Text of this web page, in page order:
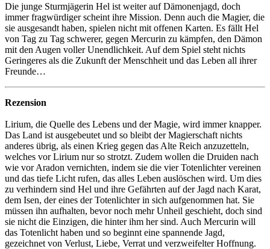
Die junge Sturmjägerin Hel ist weiter auf Dämonenjagd, doch
immer fragwürdiger scheint ihre Mission. Denn auch die Magier, die
sie ausgesandt haben, spielen nicht mit offenen Karten. Es fällt Hel
von Tag zu Tag schwerer, gegen Mercurin zu kämpfen, den Dämon
mit den Augen voller Unendlichkeit. Auf dem Spiel steht nichts
Geringeres als die Zukunft der Menschheit und das Leben all ihrer
Freunde…
Rezension
Lirium, die Quelle des Lebens und der Magie, wird immer knapper.
Das Land ist ausgebeutet und so bleibt der Magierschaft nichts
anderes übrig, als einen Krieg gegen das Alte Reich anzuzetteln,
welches vor Lirium nur so strotzt. Zudem wollen die Druiden nach
wie vor Aradon vernichten, indem sie die vier Totenlichter vereinen
und das tiefe Licht rufen, das alles Leben auslöschen wird. Um dies
zu verhindern sind Hel und ihre Gefährten auf der Jagd nach Karat,
dem Isen, der eines der Totenlichter in sich aufgenommen hat. Sie
müssen ihn aufhalten, bevor noch mehr Unheil geschieht, doch sind
sie nicht die Einzigen, die hinter ihm her sind. Auch Mercurin will
das Totenlicht haben und so beginnt eine spannende Jagd,
gezeichnet von Verlust, Liebe, Verrat und verzweifelter Hoffnung.